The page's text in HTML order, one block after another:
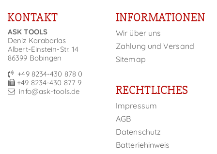
KONTAKT
ASK TOOLS
Deniz Karabarlas
Albert-Einstein-Str. 14
86399 Bobingen
+49 8234-430 878 0
+49 8234-430 877 9
info@ask-tools.de
INFORMATIONEN
Wir über uns
Zahlung und Versand
Sitemap
RECHTLICHES
Impressum
AGB
Datenschutz
Batteriehinweis